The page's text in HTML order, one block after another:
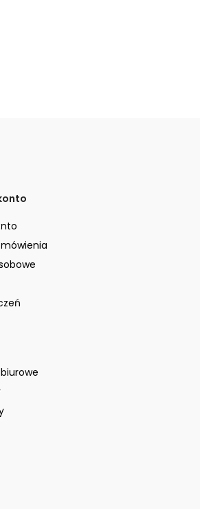
biurowe